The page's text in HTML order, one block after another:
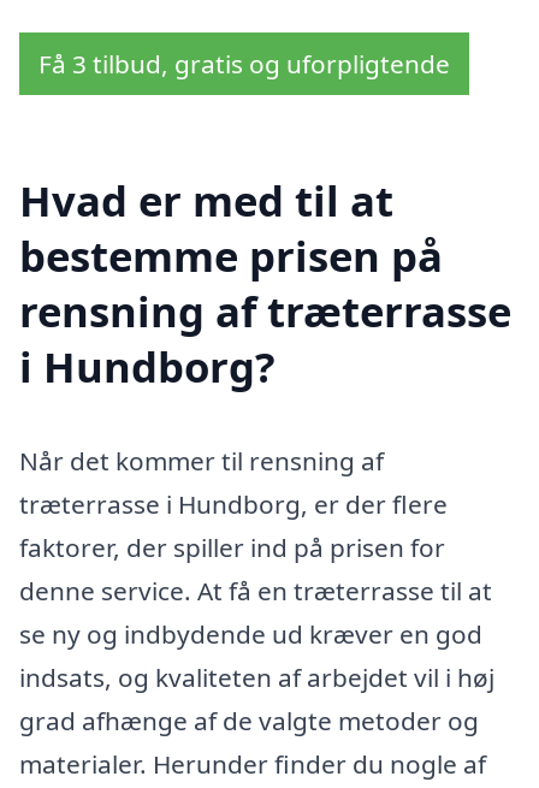
Få 3 tilbud, gratis og uforpligtende
Hvad er med til at
bestemme prisen på
rensning af træterrasse
i Hundborg?
Når det kommer til rensning af
træterrasse i Hundborg, er der flere
faktorer, der spiller ind på prisen for
denne service. At få en træterrasse til at
se ny og indbydende ud kræver en god
indsats, og kvaliteten af arbejdet vil i høj
grad afhænge af de valgte metoder og
materialer. Herunder finder du nogle af